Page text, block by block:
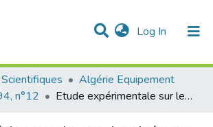
Log In (current)
Nationale Supérieure des Travaux
Statistics& Collections
All of DSpace
Algérie Equipement
n°12
Etude expérimentale sur les bétons de hautes performances aux fumées de silice : liaison avec l’armature